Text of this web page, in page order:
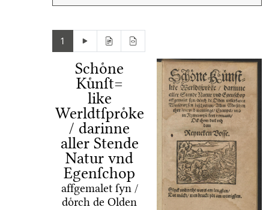
1
Schoͤne
Kuͤnſt=
like
Werldtſproͤke
/ darinne
aller Stende
Natur vnd
Egenſchop
affgemalet ſyn /
doͤrch de Olden